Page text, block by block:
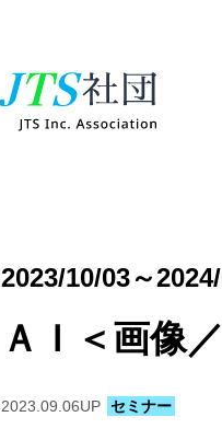
2023/10/03～
ＡＩ＜画像
2023.09.06UP セミナー